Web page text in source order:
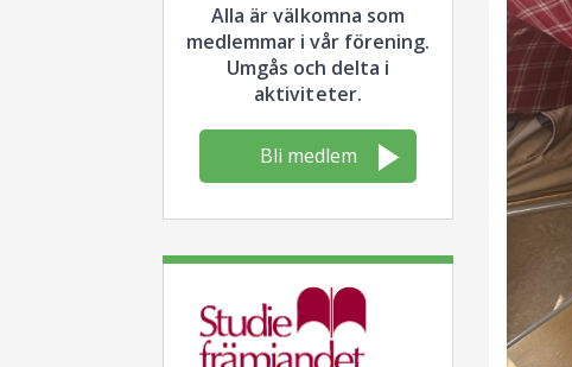
Alla är välkomna som
medlemmar i vår förening.
Umgås och delta i
aktiviteter.
Bli medlem